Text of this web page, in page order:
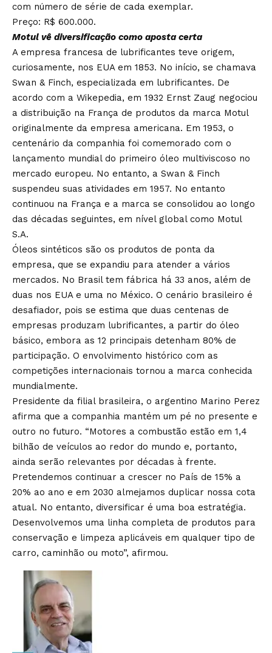
com número de série de cada exemplar.
Preço: R$ 600.000.
Motul vê diversificação como aposta certa
A empresa francesa de lubrificantes teve origem,
curiosamente, nos EUA em 1853. No início, se chamava
Swan & Finch, especializada em lubrificantes. De
acordo com a Wikepedia, em 1932 Ernst Zaug negociou
a distribuição na França de produtos da marca Motul
originalmente da empresa americana. Em 1953, o
centenário da companhia foi comemorado com o
lançamento mundial do primeiro óleo multiviscoso no
mercado europeu. No entanto, a Swan & Finch
suspendeu suas atividades em 1957. No entanto
continuou na França e a marca se consolidou ao longo
das décadas seguintes, em nível global como Motul
S.A.
Óleos sintéticos são os produtos de ponta da
empresa, que se expandiu para atender a vários
mercados. No Brasil tem fábrica há 33 anos, além de
duas nos EUA e uma no México. O cenário brasileiro é
desafiador, pois se estima que duas centenas de
empresas produzam lubrificantes, a partir do óleo
básico, embora as 12 principais detenham 80% de
participação. O envolvimento histórico com as
competições internacionais tornou a marca conhecida
mundialmente.
Presidente da filial brasileira, o argentino Marino Perez
afirma que a companhia mantém um pé no presente e
outro no futuro. “Motores a combustão estão em 1,4
bilhão de veículos ao redor do mundo e, portanto,
ainda serão relevantes por décadas à frente.
Pretendemos continuar a crescer no País de 15% a
20% ao ano e em 2030 almejamos duplicar nossa cota
atual. No entanto, diversificar é uma boa estratégia.
Desenvolvemos uma linha completa de produtos para
conservação e limpeza aplicáveis em qualquer tipo de
carro, caminhão ou moto”, afirmou.